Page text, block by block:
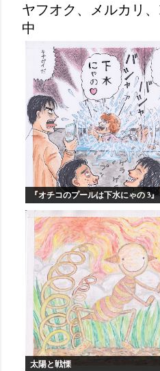
ヤフオク、メルカリ
中
『オチコのプールは下水にゃの 3』
太陽と戦慄